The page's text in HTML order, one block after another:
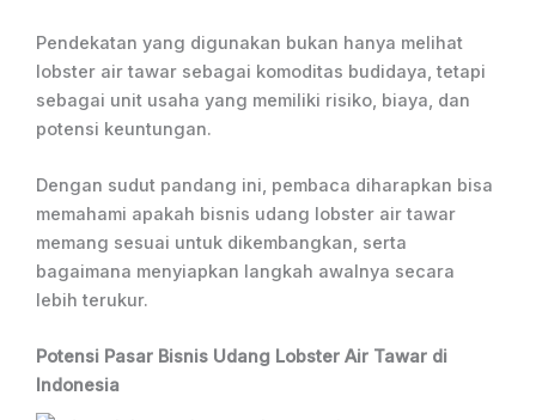
Pendekatan yang digunakan bukan hanya melihat
lobster air tawar sebagai komoditas budidaya, tetapi
sebagai unit usaha yang memiliki risiko, biaya, dan
potensi keuntungan.
Dengan sudut pandang ini, pembaca diharapkan bisa
memahami apakah bisnis udang lobster air tawar
memang sesuai untuk dikembangkan, serta
bagaimana menyiapkan langkah awalnya secara
lebih terukur.
Potensi Pasar Bisnis Udang Lobster Air Tawar di
Indonesia